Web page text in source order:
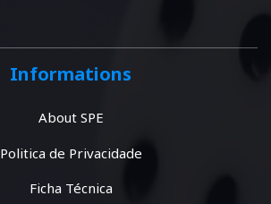
Informations
About SPE
Politica de Privacidade
Ficha Técnica